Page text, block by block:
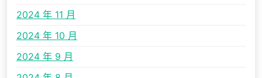
2024 年 11 月
2024 年 10 月
2024 年 9 月